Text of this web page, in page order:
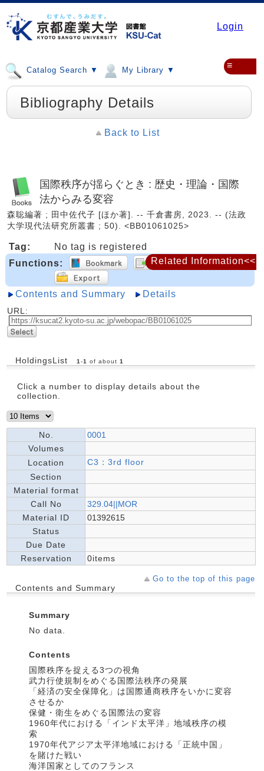
Login
Catalog Search ▼ My Library ▼ ≡
Bibliography Details
Back to List
国際秩序が揺らぐとき : 歴史・理論・国際
法からみる変容
森聡編著 ; 田中佐代子 [ほか著]. -- 千倉書房, 2023. -- (法政
大学現代法研究所叢書 ; 50). <BB01061025>
Tag:
No tag is registered
Functions:
Contents and Summary Details
URL:
HoldingsList 1 -1 of about 1
Click a number to display details about the
collection.
No.
0001
Volumes
Location
C3：3rd floor
Section
Material format
Call No
329.04||MOR
Material ID
01392615
Status
Due Date
Reservation
0items
Go to the top of this page
Contents and Summary
Summary
No data.
Contents
国際秩序を捉える3つの視角
武力行使規制をめぐる国際法秩序の発展
「経済の安全保障化」は国際通商秩序をいかに変容
させるか
保健・衛生をめぐる国際法の変容
1960年代における「インド太平洋」地域秩序の模
索
1970年代アジア太平洋地域における「正統中国」
を賭けた戦い
海洋国家としてのフランス
Related Information<<